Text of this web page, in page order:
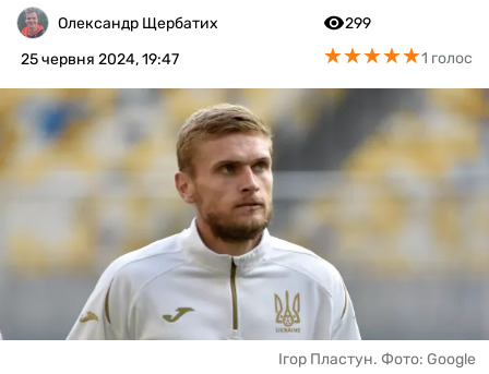
БУКМЕКЕРИ
Олександр Щербатих
25 червня 2024, 19:47
299
★★★★★
★★★★★1 голос
Ігор Пластун. Фото: Google